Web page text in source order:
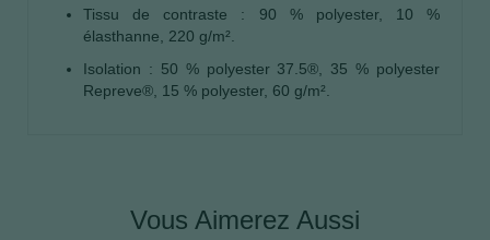
Tissu de contraste : 90 % polyester, 10 %
élasthanne, 220 g/m².
Isolation : 50 % polyester 37.5®, 35 % polyester
Repreve®, 15 % polyester, 60 g/m².
Vous Aimerez Aussi